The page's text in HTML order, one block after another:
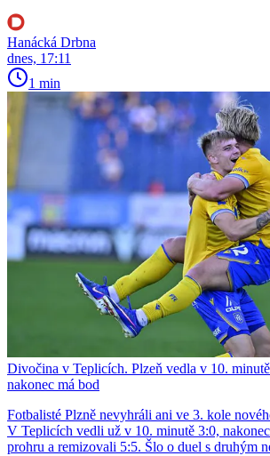
Hanácká Drbna
dnes, 17:11
1 min
Divočina v Teplicích. Plzeň vedla v 10.
nakonec má bod
Fotbalisté Plzně nevyhráli ani ve 3. kole
V Teplicích vedli už v 10. minutě 3:0,
prohru a remizovali 5:5. Šlo o duel s druhým